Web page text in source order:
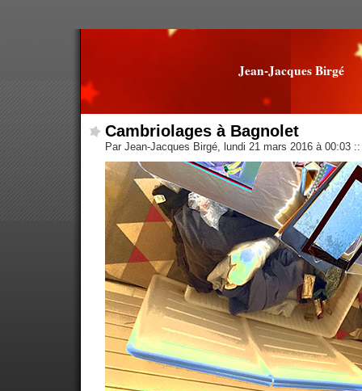
Jean-Jacques Birgé
Cambriolages à Bagnolet
Par Jean-Jacques Birgé, lundi 21 mars 2016 à 00:03 ::